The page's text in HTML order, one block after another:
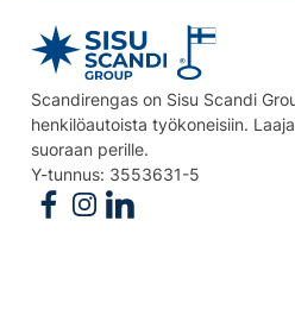
Scandirengas on Sisu Scandi
henkilöautoista työkoneisiin.
suoraan perille.
Y-tunnus: 3553631-5
Follow us on Facebook
Follow us on Instagram
Follow us on